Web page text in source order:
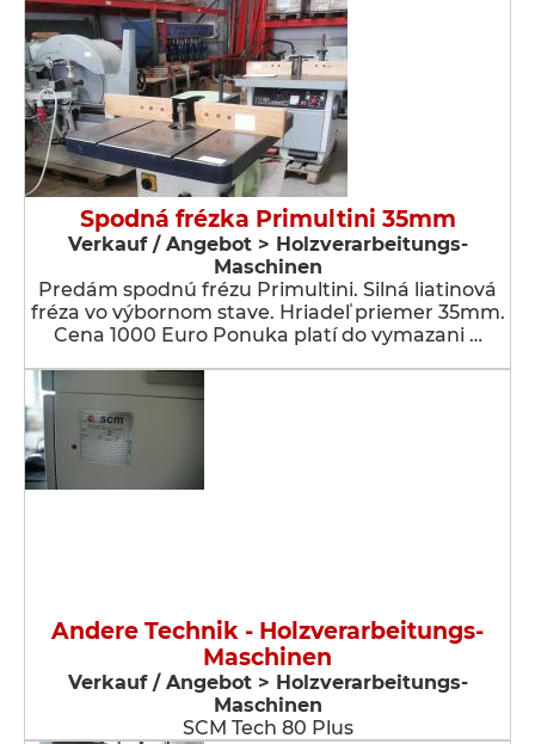
Spodná frézka Primultini 35mm
Verkauf / Angebot > Holzverarbeitungs-
Maschinen
Predám spodnú frézu Primultini. Silná liatinová
fréza vo výbornom stave. Hriadeľ priemer 35mm.
Cena 1000 Euro Ponuka platí do vymazani …
Andere Technik - Holzverarbeitungs-
Maschinen
Verkauf / Angebot > Holzverarbeitungs-
Maschinen
SCM Tech 80 Plus